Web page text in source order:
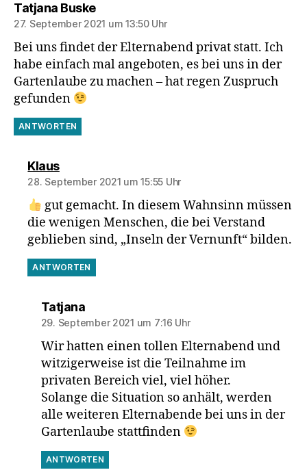
Tatjana Buskesagt:
27. September 2021 um 13:50 Uhr
Bei uns findet der Elternabend privat statt. Ich
habe einfach mal angeboten, es bei uns in der
Gartenlaube zu machen – hat regen Zuspruch
gefunden
ANTWORTEN
Klaussagt:
28. September 2021 um 15:55 Uhr
gut gemacht. In diesem Wahnsinn müssen
die wenigen Menschen, die bei Verstand
geblieben sind, „Inseln der Vernunft“ bilden.
ANTWORTEN
Tatjanasagt:
29. September 2021 um 7:16 Uhr
Wir hatten einen tollen Elternabend und
witzigerweise ist die Teilnahme im
privaten Bereich viel, viel höher.
Solange die Situation so anhält, werden
alle weiteren Elternabende bei uns in der
Gartenlaube stattfinden
ANTWORTEN